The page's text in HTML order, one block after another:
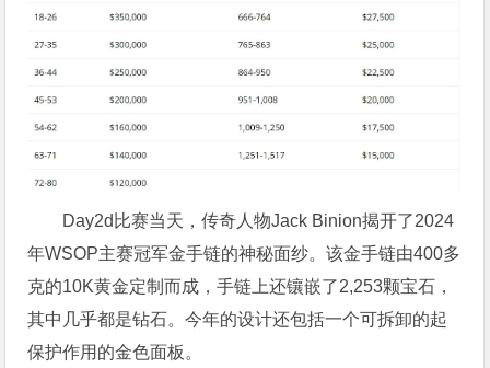
Day2d比赛当天，传奇人物Jack Binion揭开了2024
年WSOP主赛冠军金手链的神秘面纱。该金手链由400多
克的10K黄金定制而成，手链上还镶嵌了2,253颗宝石，
其中几乎都是钻石。今年的设计还包括一个可拆卸的起
保护作用的金色面板。